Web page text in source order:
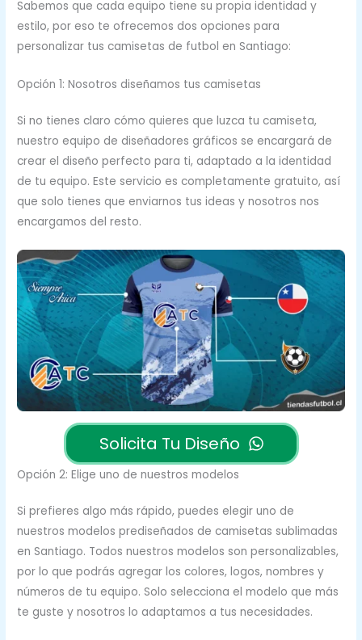
Sabemos que cada equipo tiene su propia identidad y
estilo, por eso te ofrecemos dos opciones para
personalizar tus camisetas de futbol en Santiago:
Opción 1: Nosotros diseñamos tus camisetas
Si no tienes claro cómo quieres que luzca tu camiseta,
nuestro equipo de diseñadores gráficos se encargará de
crear el diseño perfecto para ti, adaptado a la identidad
de tu equipo. Este servicio es completamente gratuito, así
que solo tienes que enviarnos tus ideas y nosotros nos
encargamos del resto.
Solicita Tu Diseño
Opción 2: Elige uno de nuestros modelos
Si prefieres algo más rápido, puedes elegir uno de
nuestros modelos prediseñados de camisetas sublimadas
en Santiago. Todos nuestros modelos son personalizables,
por lo que podrás agregar los colores, logos, nombres y
números de tu equipo. Solo selecciona el modelo que más
te guste y nosotros lo adaptamos a tus necesidades.